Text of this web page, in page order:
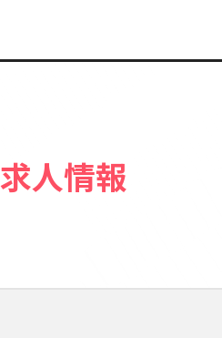
求人情報